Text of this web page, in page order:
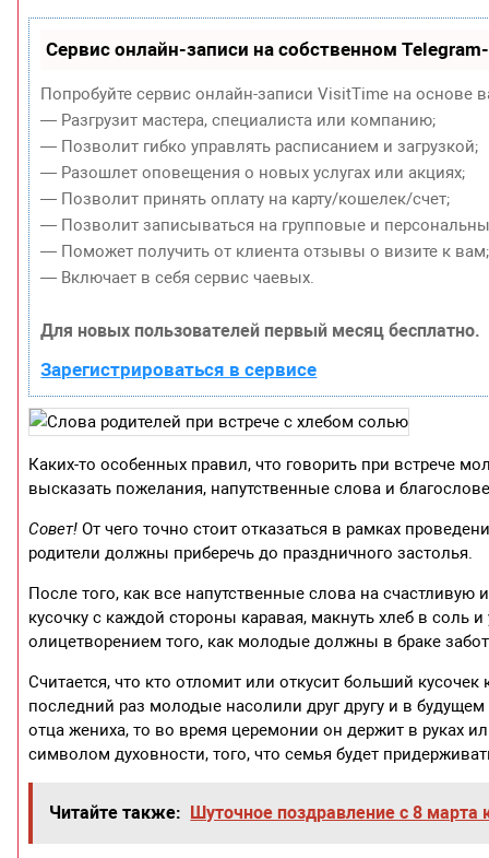
Сервис онлайн-записи на собственном
Попробуйте сервис онлайн-записи VisitTime на основе
— Разгрузит мастера, специалиста или компанию;
— Позволит гибко управлять расписанием и загрузкой;
— Разошлет оповещения о новых услугах или акциях;
— Позволит принять оплату на карту/кошелек/счет;
— Позволит записываться на групповые и
— Поможет получить от клиента отзывы о визите к вам;
— Включает в себя сервис чаевых.
Для новых пользователей первый месяц бесплатно.
Зарегистрироваться в сервисе
Каких-то особенных правил, что говорить при встрече
высказать пожелания, напутственные слова и
Совет! От чего точно стоит отказаться в рамках
родители должны приберечь до праздничного застолья.
После того, как все напутственные слова на
кусочку с каждой стороны каравая, макнуть хлеб в соль
олицетворением того, как молодые должны в браке
Считается, что кто отломит или откусит больший
последний раз молодые насолили друг другу и в
отца жениха, то во время церемонии он держит в руках
символом духовности, того, что семья будет
Читайте также: Шуточное поздравление с 8 марта